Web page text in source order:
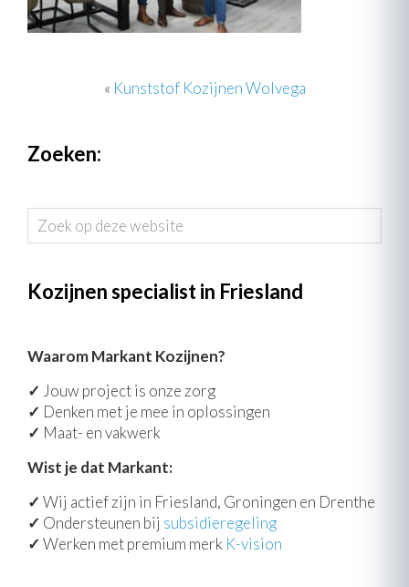
« Kunststof Kozijnen Wolvega
Zoeken:
Zoek
op
website
Kozijnen specialist in Friesland
Waarom Markant Kozijnen?
✓ Jouw project is onze zorg
✓ Denken met je mee in oplossingen
✓ Maat- en vakwerk
Wist je dat Markant:
✓ Wij actief zijn in Friesland, Groningen en Drenthe
✓ Ondersteunen bij subsidieregeling
✓ Werken met premium merk K-vision